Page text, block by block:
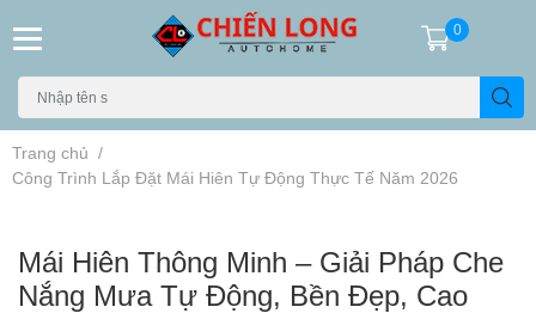
0
Trang chủ /
Công Trình Lắp Đặt Mái Hiên Tự Động Thực Tế Năm 2026
Mái Hiên Thông Minh – Giải Pháp Che
Nắng Mưa Tự Động, Bền Đẹp, Cao